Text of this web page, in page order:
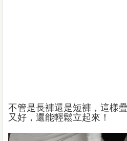
不管是長褲還是短褲，這樣
又好，還能輕鬆立起來！